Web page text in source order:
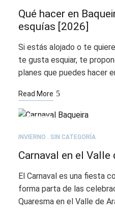
Qué hacer en
esquías [2026]
Si estás alojado o te
te gusta esquiar, te
planes que puedes hacer
Read More
02
INVIERNO SIN CATEGORÍA
Carnaval en el Valle
El Carnaval es una fiesta
forma parta de las
Quaresma en el Valle de